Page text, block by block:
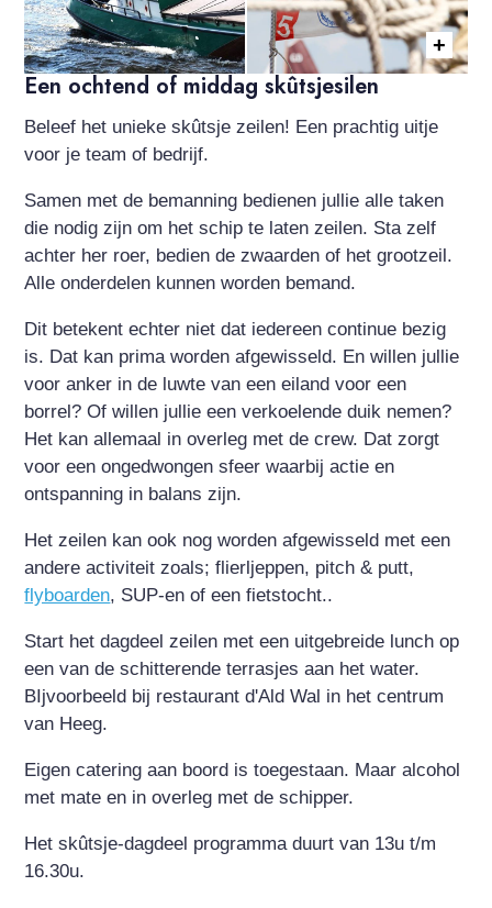
skutsje zeilen itsme
Een ochtend of middag skûtsjesilen
Beleef het unieke skûtsje zeilen! Een prachtig uitje
voor je team of bedrijf.
Samen met de bemanning bedienen jullie alle taken
die nodig zijn om het schip te laten zeilen. Sta zelf
achter her roer, bedien de zwaarden of het grootzeil.
Alle onderdelen kunnen worden bemand.
Dit betekent echter niet dat iedereen continue bezig
is. Dat kan prima worden afgewisseld. En willen jullie
voor anker in de luwte van een eiland voor een
borrel? Of willen jullie een verkoelende duik nemen?
Het kan allemaal in overleg met de crew. Dat zorgt
voor een ongedwongen sfeer waarbij actie en
ontspanning in balans zijn.
Het zeilen kan ook nog worden afgewisseld met een
andere activiteit zoals; flierljeppen, pitch & putt,
flyboarden, SUP-en of een fietstocht..
Start het dagdeel zeilen met een uitgebreide lunch op
een van de schitterende terrasjes aan het water.
BIjvoorbeeld bij restaurant d'Ald Wal in het centrum
van Heeg.
Eigen catering aan boord is toegestaan. Maar alcohol
met mate en in overleg met de schipper.
Het skûtsje-dagdeel programma duurt van 13u t/m
16.30u.